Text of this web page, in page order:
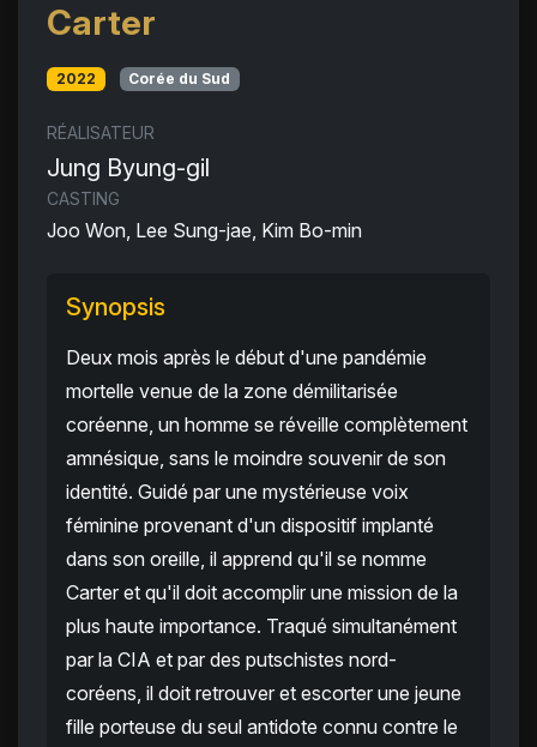
Carter
2022 Corée du Sud
RÉALISATEUR
Jung Byung-gil
CASTING
Joo Won, Lee Sung-jae, Kim Bo-min
Synopsis
Deux mois après le début d'une pandémie
mortelle venue de la zone démilitarisée
coréenne, un homme se réveille complètement
amnésique, sans le moindre souvenir de son
identité. Guidé par une mystérieuse voix
féminine provenant d'un dispositif implanté
dans son oreille, il apprend qu'il se nomme
Carter et qu'il doit accomplir une mission de la
plus haute importance. Traqué simultanément
par la CIA et par des putschistes nord-
coréens, il doit retrouver et escorter une jeune
fille porteuse du seul antidote connu contre le